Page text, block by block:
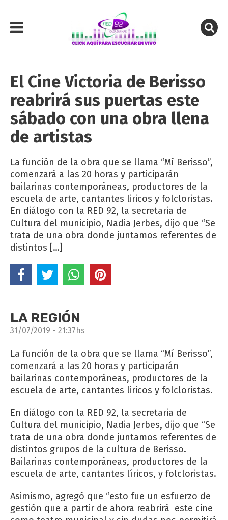
El Cine Victoria de Berisso
reabrirá sus puertas este
sábado con una obra llena
de artistas
La función de la obra que se llama “Mí Berisso”,
comenzará a las 20 horas y participarán
bailarinas contemporáneas, productores de la
escuela de arte, cantantes liricos y folcloristas.
En diálogo con la RED 92, la secretaria de
Cultura del municipio, Nadia Jerbes, dijo que “Se
trata de una obra donde juntamos referentes de
distintos […]
LA REGIÓN
31/07/2019 - 21:37hs
La función de la obra que se llama “Mí Berisso”,
comenzará a las 20 horas y participarán
bailarinas contemporáneas, productores de la
escuela de arte, cantantes liricos y folcloristas.
En diálogo con la RED 92, la secretaria de
Cultura del municipio, Nadia Jerbes, dijo que “Se
trata de una obra donde juntamos referentes de
distintos grupos de la cultura de Berisso.
Bailarinas contemporáneas, productores de la
escuela de arte, cantantes líricos, y folcloristas.
Asimismo, agregó que “esto fue un esfuerzo de
gestión que a partir de ahora reabrirá este cine